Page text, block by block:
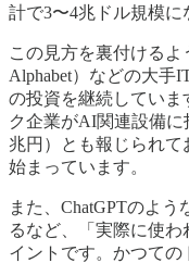
計で3〜4兆ドル規模に
この見方を裏付けるよ
Alphabet）などの大手
の投資を継続していま
ク企業がAI関連設備に
兆円）とも報じられ
始まっています。
また、ChatGPTのよ
るなど、「実際に使
イントです。かつて